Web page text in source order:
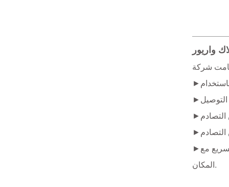
واريور
►واجهة المستخدم الرسومية الموجهة للمشغل: برمجة الإشارات، والتجاوزات المباشرة، والتشخيص، ومكتبة إشارات موحدة للتكيف السريع مع
المكان.